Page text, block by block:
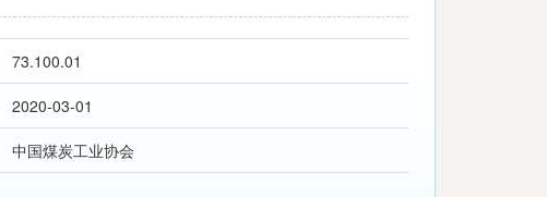
73.100.01
2020-03-01
中国煤炭工业协会